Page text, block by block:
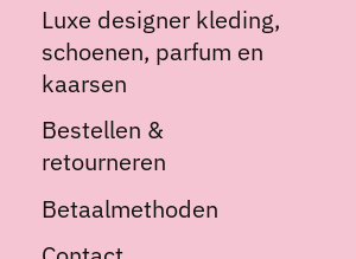
Luxe designer kleding,
schoenen, parfum en
kaarsen
Bestellen &
retourneren
Betaalmethoden